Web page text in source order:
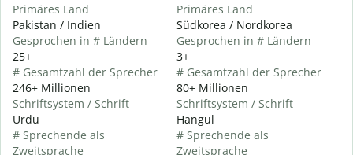
Primäres Land
Pakistan / Indien
Gesprochen in # Ländern
25+
# Gesamtzahl der Sprecher
246+ Millionen
Schriftsystem / Schrift
Urdu
# Sprechende als
Zweitsprache
Primäres Land
Südkorea / Nordkorea
Gesprochen in # Ländern
3+
# Gesamtzahl der Sprecher
80+ Millionen
Schriftsystem / Schrift
Hangul
# Sprechende als
Zweitsprache